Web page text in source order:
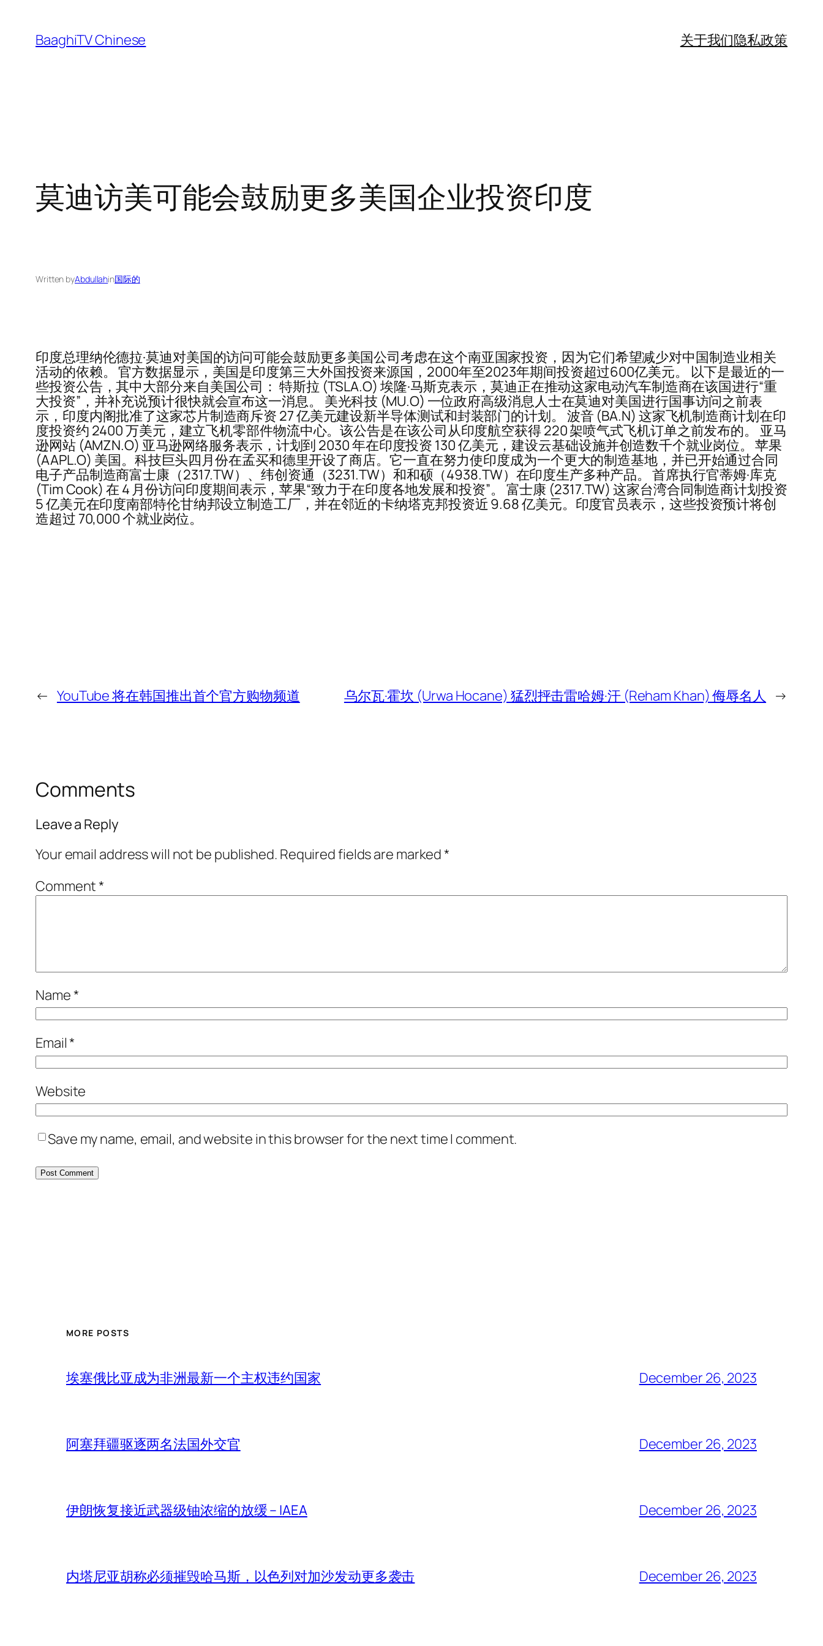
content
BaaghiTV Chinese 关于我们隐私政策
莫迪访美可能会鼓励更多美国企业投资印度
Written byAbdullahin国际的
印度总理纳伦德拉·莫迪对美国的访问可能会鼓励更多美国公司考虑在这个南亚国家投资，因为它们希望减少对中国制造业相关
活动的依赖。 官方数据显示，美国是印度第三大外国投资来源国，2000年至2023年期间投资超过600亿美元。 以下是最近的一
些投资公告，其中大部分来自美国公司： 特斯拉 (TSLA.O) 埃隆·马斯克表示，莫迪正在推动这家电动汽车制造商在该国进行“重
大投资”，并补充说预计很快就会宣布这一消息。 美光科技 (MU.O) 一位政府高级消息人士在莫迪对美国进行国事访问之前表
示，印度内阁批准了这家芯片制造商斥资 27 亿美元建设新半导体测试和封装部门的计划。 波音 (BA.N) 这家飞机制造商计划在印
度投资约 2400 万美元，建立飞机零部件物流中心。该公告是在该公司从印度航空获得 220 架喷气式飞机订单之前发布的。 亚马
逊网站 (AMZN.O) 亚马逊网络服务表示，计划到 2030 年在印度投资 130 亿美元，建设云基础设施并创造数千个就业岗位。 苹果
(AAPL.O) 美国。科技巨头四月份在孟买和德里开设了商店。它一直在努力使印度成为一个更大的制造基地，并已开始通过合同
电子产品制造商富士康（2317.TW）、纬创资通（3231.TW）和和硕（4938.TW）在印度生产多种产品。 首席执行官蒂姆·库克
(Tim Cook) 在 4 月份访问印度期间表示，苹果“致力于在印度各地发展和投资”。 富士康 (2317.TW) 这家台湾合同制造商计划投资
5 亿美元在印度南部特伦甘纳邦设立制造工厂，并在邻近的卡纳塔克邦投资近 9.68 亿美元。印度官员表示，这些投资预计将创
造超过 70,000 个就业岗位。
← YouTube 将在韩国推出首个官方购物频道 乌尔瓦·霍坎 (Urwa Hocane) 猛烈抨击雷哈姆·汗 (Reham Khan) 侮辱名人 →
Comments
Leave a Reply
Your email address will not be published. Required fields are marked*
Comment*
Name*
Email*
Website
Save my name, email, and website in this browser for the next time I comment.
MORE POSTS
埃塞俄比亚成为非洲最新一个主权违约国家 December 26, 2023
阿塞拜疆驱逐两名法国外交官 December 26, 2023
伊朗恢复接近武器级铀浓缩的放缓 – IAEA December 26, 2023
内塔尼亚胡称必须摧毁哈马斯，以色列对加沙发动更多袭击 December 26, 2023